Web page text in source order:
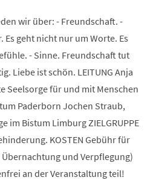
wir über: - Freundschaft. -
Es geht nicht nur um Worte. Es
- Sinne. Freundschaft tut
Liebe ist schön. LEITUNG Anja
Seelsorge für und mit Menschen
Paderborn Jochen Straub,
im Bistum Limburg ZIELGRUPPE
KOSTEN Gebühr für
und Verpflegung)
an der Veranstaltung teil!